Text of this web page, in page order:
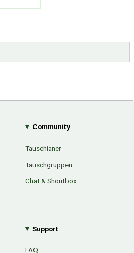
Community
Tauschianer
Tauschgruppen
Chat & Shoutbox
Support
FAQ